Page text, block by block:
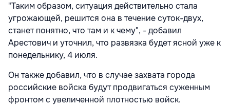
"Таким образом, ситуация действительно стала
угрожающей, решится она в течение суток-двух,
станет понятно, что там и к чему", - добавил
Арестович и уточнил, что развязка будет ясной уже к
понедельнику, 4 июля.
Он также добавил, что в случае захвата города
российские войска будут продвигаться суженным
фронтом с увеличенной плотностью войск.